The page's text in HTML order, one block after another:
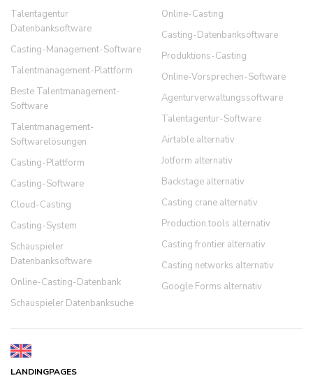
Talentagentur
Datenbanksoftware
Casting-Management-Software
Talentmanagement-Plattform
Beste Talentmanagement-
Software
Talentmanagement-
Softwarelösungen
Casting-Plattform
Casting-Software
Cloud-Casting
Casting-System
Schauspieler
Datenbanksoftware
Online-Casting-Datenbank
Schauspieler Datenbanksuche
Online-Casting
Casting-Datenbanksoftware
Produktions-Casting
Online-Vorsprechen-Software
Agenturverwaltungssoftware
Talentagentur-Software
Airtable alternativ
Jotform alternativ
Backstage alternativ
Casting crane alternativ
Production.tools alternativ
Casting frontier alternativ
Casting networks alternativ
Google Forms alternativ
LANDINGPAGES